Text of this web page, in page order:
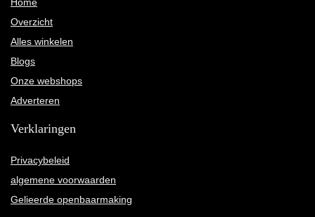
Overzicht
Alles winkelen
Blogs
Onze webshops
Adverteren
Verklaringen
Privacybeleid
algemene voorwaarden
Gelieerde openbaarmaking